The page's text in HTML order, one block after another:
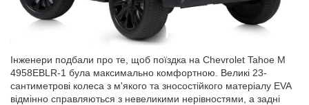
Інженери подбали про те, щоб поїздка на Chevrolet Tahoe M
4958EBLR-1 була максимально комфортною. Великі 23-
сантиметрові колеса з м'якого та зносостійкого матеріалу EVA
відмінно справляються з невеликими нерівностями, а задні